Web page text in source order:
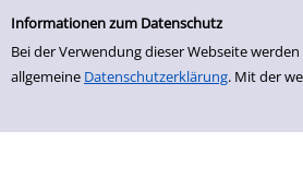
Informationen zum Datenschutz
Bei der Verwendung dieser Webseite werden
allgemeine Datenschutzerklärung. Mit der
zur Navigation springen
zum Inhalt springen
Zur Detailanzeige springen